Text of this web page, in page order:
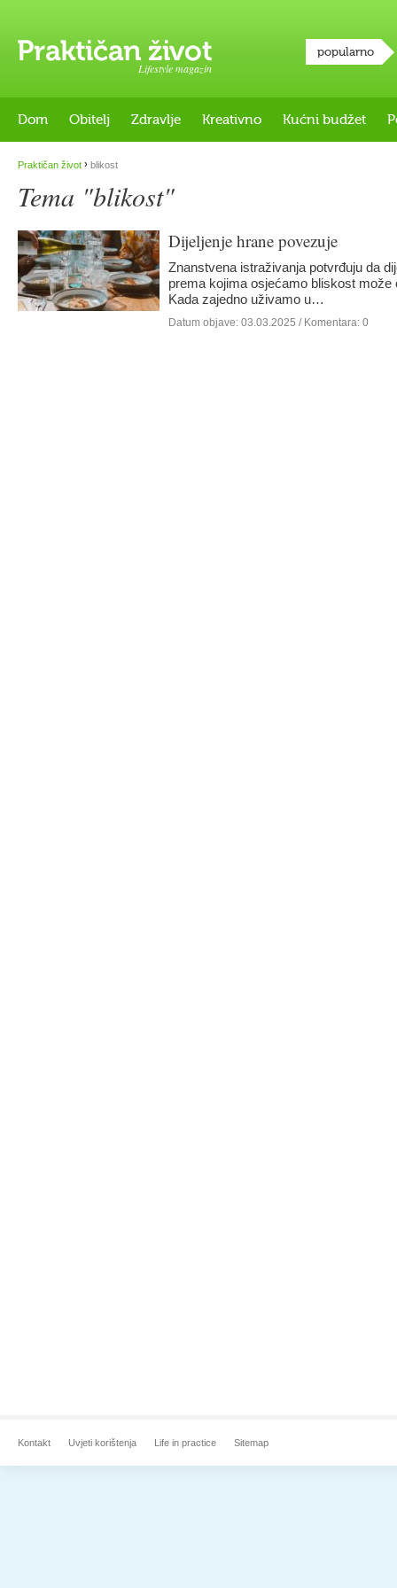
Lifestyle magazin
popularno
Dom Obitelj Zdravlje Kreativno Kućni budžet
Praktičan život › blikost
Tema "blikost"
Dijeljenje hrane povezuje
Znanstvena istraživanja potvrđuju da
prema kojima osjećamo bliskost može
Kada zajedno uživamo u…
Datum objave: 03.03.2025 / Komentara: 0
Kontakt Uvjeti korištenja Life in practice Sitemap